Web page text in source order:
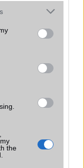
or more Google
You may click to
party tags to
in below Google
the
X!
duo
30 Pro!